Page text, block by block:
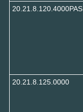
20.21.8.120.4000PAS
20.21.8.125.0000